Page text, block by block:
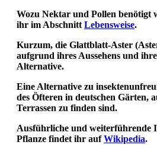
Wozu Nektar und Pollen benötigt
ihr im Abschnitt Lebensweise.
Kurzum, die Glattblatt-Aster
aufgrund ihres Aussehens und
Alternative.
Eine Alternative zu
des Öfteren in deutschen Gärten,
Terrassen zu finden sind.
Ausführliche und weiterführende
Pflanze findet ihr aufWikipedia.